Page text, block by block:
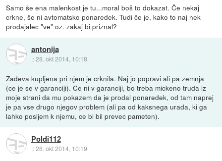
Samo še ena malenkost je tu...moral boš to dokazat. Če nekaj
crkne, še ni avtomatsko ponaredek. Tudi če je, kako to naj nek
prodajalec "ve" oz. zakaj bi priznal?
antonija
::28. okt 2014, 10:18
Zadeva kupljena pri njem je crknila. Naj jo popravi ali pa zemnja
(ce je se v garanciji). Ce ni v garanciji, bo treba mickeno truda iz
moje strani da mu pokazem da je prodal ponaredek, od tam naprej
je pa vse drugo njegov problem (ali pa od kaksnega urada, ki ga
lahko posljem k njemu, ce bi bil prevec pameten).
Poldi112
::28. okt 2014, 10:19